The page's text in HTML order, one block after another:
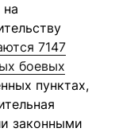
7147
боевых
пунктах,
законными